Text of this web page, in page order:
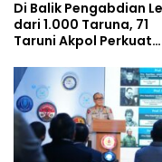
Di Balik Pengabdian
dari 1.000 Taruna, 71
Taruni Akpol Perkuat
Siswa Sekolah Rakyat